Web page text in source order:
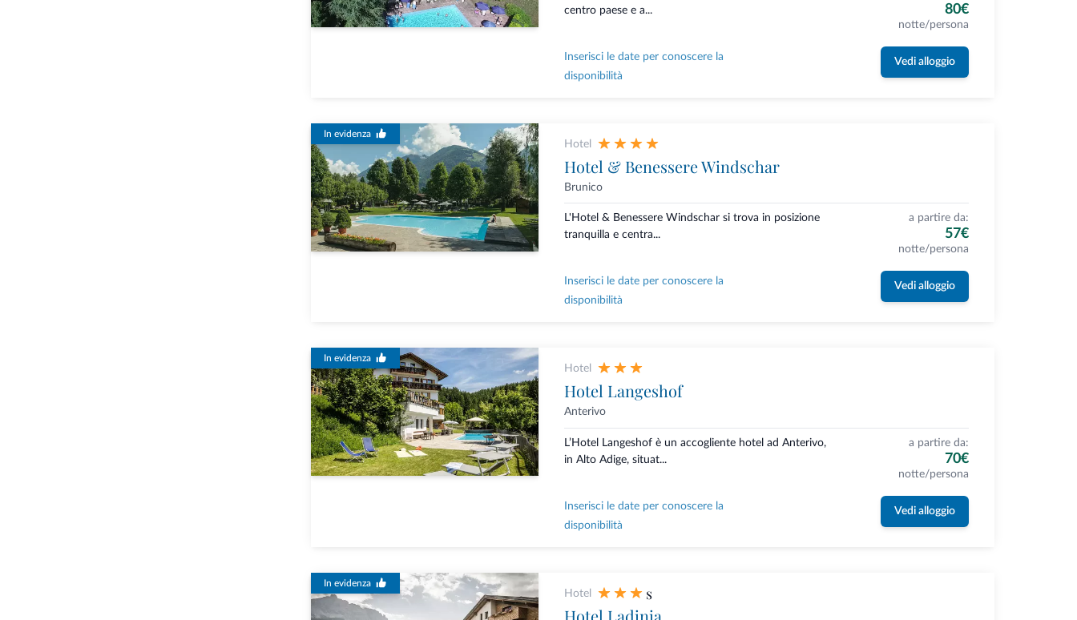
centro paese e a...
80€
notte/persona
Inserisci le date per conoscere la
disponibilità
Vedi alloggio
In evidenza
Hotel
Hotel & Benessere Windschar
Brunico
L'Hotel & Benessere Windschar si trova in posizione
tranquilla e centra...
a partire da:
57€
notte/persona
Inserisci le date per conoscere la
disponibilità
Vedi alloggio
In evidenza
Hotel
Hotel Langeshof
Anterivo
L’Hotel Langeshof è un accogliente hotel ad Anterivo,
in Alto Adige, situat...
a partire da:
70€
notte/persona
Inserisci le date per conoscere la
disponibilità
Vedi alloggio
In evidenza
Hotel s
Hotel Ladinia